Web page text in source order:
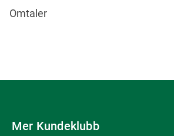
Omtaler
Mer Kundeklubb